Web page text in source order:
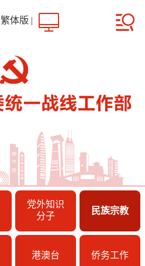
繁体版 |
党外知识
分子
民族宗教
港澳台 侨务工作